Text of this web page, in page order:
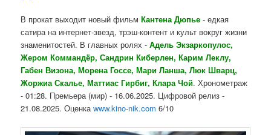
В прокат выходит новый фильмКантена Дюпье - едкая
сатира на интернет-звезд, трэш-контент и культ вокруг жизни
знаменитостей. В главных ролях -Адель Экзаркопулос,
Жером Коммандёр, Сандрин Киберлен, Карим Леклу,
Габен Визона, Морена Госсе, Мари Ланша, Люк Шварц,
Жоржиа Скалье, Маттиас Гирбиг, Клара Чой. Хронометраж
- 01:28. Премьера (мир) - 16.06.2025. Цифровой релиз -
21.08.2025. Оценкаwww.kino-nik.com 6/10